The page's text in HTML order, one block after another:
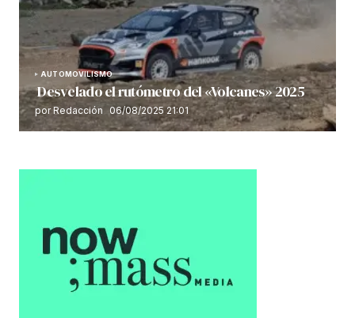
AUTOMOVILISMO
Desvelado el rutómetro del «Volcanes» 2025
por Redacción 06/08/2025 21:01